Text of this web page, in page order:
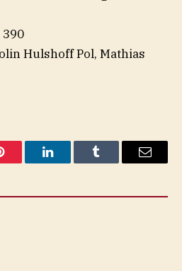
390
Hulshoff Pol, Mathias
LinkedInTumblr Email